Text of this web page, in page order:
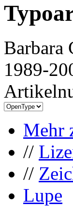
Barbara
1989-
Mehr
//
//
Lupe